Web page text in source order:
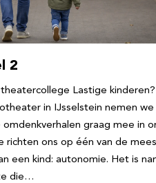
2
Lastige
in IJsselstein nemen we
graag mee in
richten ons op één van de
een kind: autonomie. Het is
die…